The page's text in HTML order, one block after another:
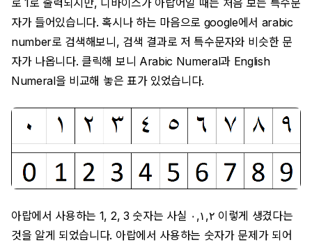
로 1로 출력되지만, 디바이스가 아랍어일 때는 처음 보는 특수문
자가 들어있습니다. 혹시나 하는 마음으로 google에서 arabic
number로 검색해보니, 검색 결과로 저 특수문자와 비슷한 문
자가 나옵니다. 클릭해 보니 Arabic Numeral과 English
Numeral을 비교해 놓은 표가 있었습니다.
아랍에서 사용하는 1, 2, 3 숫자는 사실 ٠,١,٢ 이렇게 생겼다는
것을 알게 되었습니다. 아랍에서 사용하는 숫자가 문제가 되어